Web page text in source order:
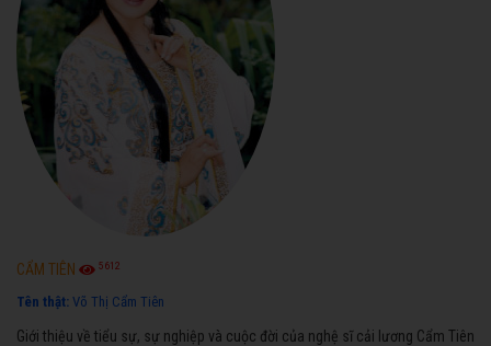
CẨM TIÊN 5612
Tên thật: Võ Thị Cẩm Tiên
Giới thiệu về tiểu sự, sự nghiệp và cuộc đời của nghệ sĩ cải lương Cẩm Tiên